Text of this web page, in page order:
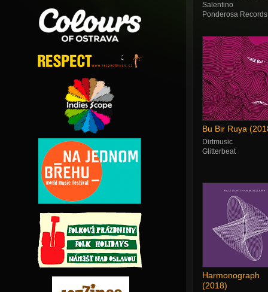
Salentino
Ponderosa Records
Bu Bir Ruya
Dirtmusic
Glitterbeat
Harmonograph
(2018)